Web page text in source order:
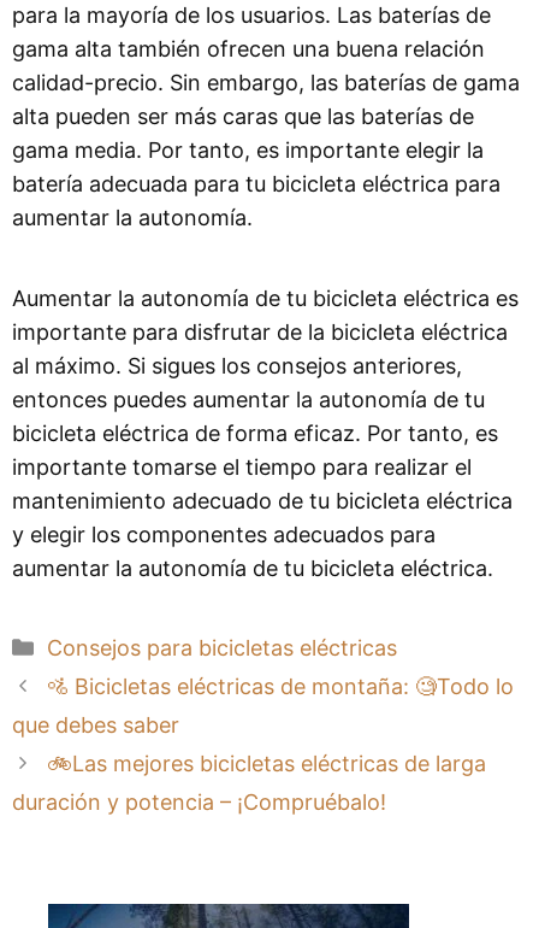
para la mayoría de los usuarios. Las baterías de
gama alta también ofrecen una buena relación
calidad-precio. Sin embargo, las baterías de gama
alta pueden ser más caras que las baterías de
gama media. Por tanto, es importante elegir la
batería adecuada para tu bicicleta eléctrica para
aumentar la autonomía.
Aumentar la autonomía de tu bicicleta eléctrica es
importante para disfrutar de la bicicleta eléctrica
al máximo. Si sigues los consejos anteriores,
entonces puedes aumentar la autonomía de tu
bicicleta eléctrica de forma eficaz. Por tanto, es
importante tomarse el tiempo para realizar el
mantenimiento adecuado de tu bicicleta eléctrica
y elegir los componentes adecuados para
aumentar la autonomía de tu bicicleta eléctrica.
Categorías
Consejos para bicicletas eléctricas
🚵 Bicicletas eléctricas de montaña: 🧐Todo lo
que debes saber
🚲Las mejores bicicletas eléctricas de larga
duración y potencia – ¡Compruébalo!